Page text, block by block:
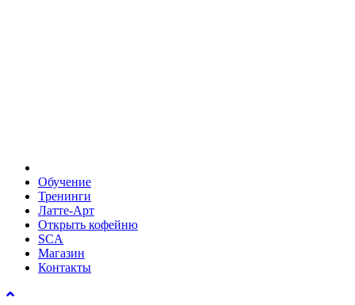
Обучение
Тренинги
Латте-Арт
Открыть кофейню
SCA
Магазин
Контакты